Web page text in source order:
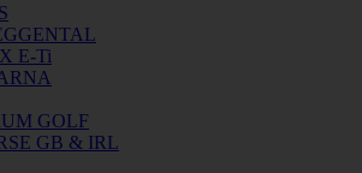
E-Ti
GOLF
GB & IRL